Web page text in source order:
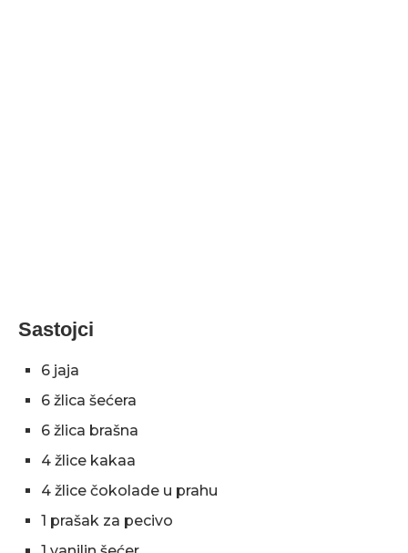
Sastojci
6 jaja
6 žlica šećera
6 žlica brašna
4 žlice kakaa
4 žlice čokolade u prahu
1 prašak za pecivo